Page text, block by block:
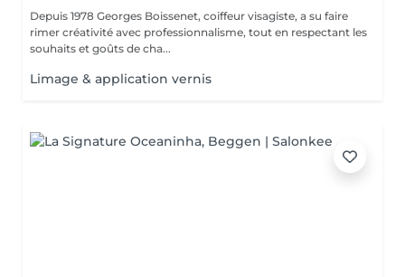
Depuis 1978 Georges Boissenet, coiffeur visagiste, a su faire
rimer créativité avec professionnalisme, tout en respectant les
souhaits et goûts de cha...
Limage & application vernis